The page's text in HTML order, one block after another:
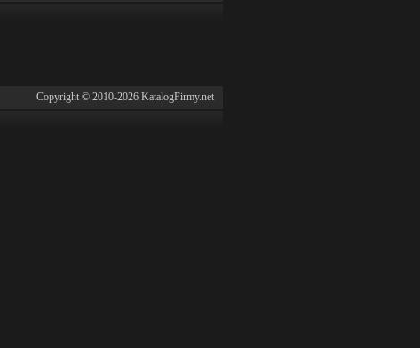
Copyright © 2010-2026 KatalogFirmy.net